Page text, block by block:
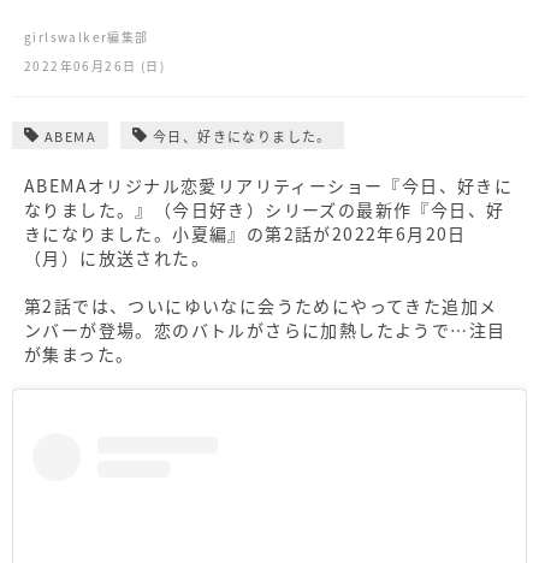
girlswalker編集部
2022年06月26日 (日)
ABEMA 今日、好きになりました。
ABEMAオリジナル恋愛リアリティーショー『今日、好きに
なりました。』（今日好き）シリーズの最新作『今日、好
きになりました。小夏編』の第2話が2022年6月20日
（月）に放送された。
第2話では、ついにゆいなに会うためにやってきた追加メ
ンバーが登場。恋のバトルがさらに加熱したようで…注目
が集まった。